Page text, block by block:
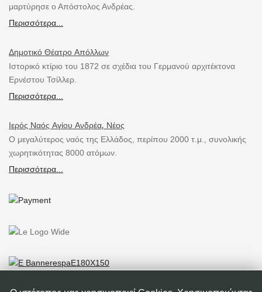
μαρτύρησε ο Απόστολος Ανδρέας.
Περισσότερα...
Δημοτικό Θέατρο Απόλλων
Ιστορικό κτίριο του 1872 σε σχέδια του Γερμανού αρχιτέκτονα
Ερνέστου Τσίλλερ.
Περισσότερα...
Ιερός Ναός Αγίου Ανδρέα, Νέος
Ο μεγαλύτερος ναός της Ελλάδος, περίπου 2000 τ.μ., συνολικής
χωρητικότητας 8000 ατόμων.
Περισσότερα...